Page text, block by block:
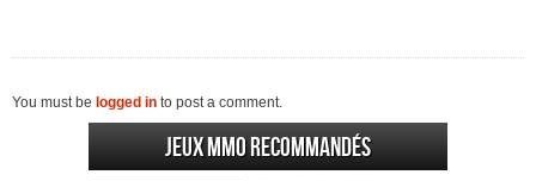
You must be logged in to post a comment.
Jeux MMO recommandés